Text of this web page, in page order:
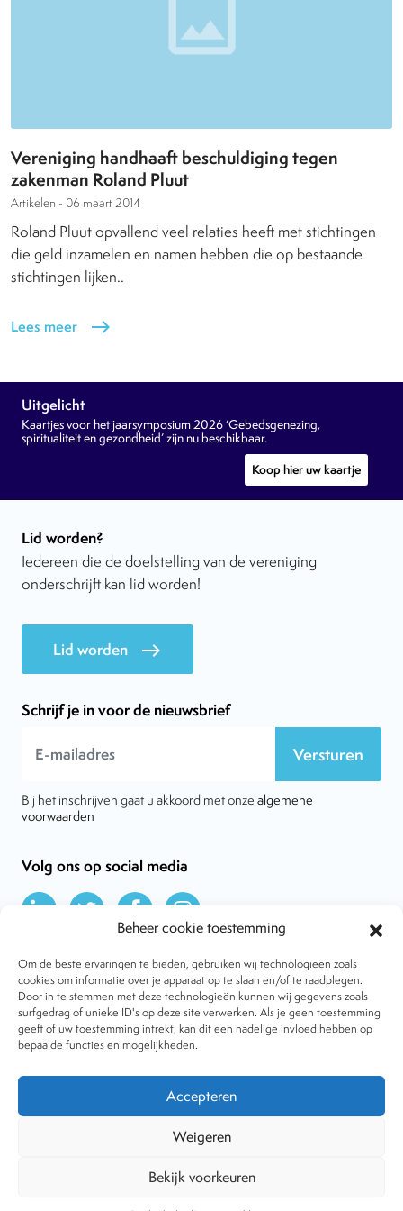
Beheer cookie toestemming
Om de beste ervaringen te bieden, gebruiken wij technologieën zoals
cookies om informatie over je apparaat op te slaan en/of te raadplegen.
Door in te stemmen met deze technologieën kunnen wij gegevens zoals
surfgedrag of unieke ID's op deze site verwerken. Als je geen toestemming
geeft of uw toestemming intrekt, kan dit een nadelige invloed hebben op
bepaalde functies en mogelijkheden.
Accepteren
Weigeren
Bekijk voorkeuren
Vereniging handhaaft beschuldiging tegen
zakenman Roland Pluut
Artikelen - 06 maart 2014
Roland Pluut opvallend veel relaties heeft met stichtingen
die geld inzamelen en namen hebben die op bestaande
stichtingen lijken..
Lees meer east
Uitgelicht
Kaartjes voor het jaarsymposium 2026 ‘Gebedsgenezing,
spiritualiteit en gezondheid’ zijn nu beschikbaar.
Koop hier uw kaartje
Lid worden?
Iedereen die de doelstelling van de vereniging
onderschrijft kan lid worden!
Lid worden east
Schrijf je in voor de nieuwsbrief
Versturen
Bij het inschrijven gaat u akkoord met onze algemene
voorwaarden
Volg ons op social media
Over VtdK
Contact
Nieuws
Behandelwijzen
Dossiers
Tijdschrift
Copyright © 2001-2026 Vereniging tegen de Kwakzalverij. Alle